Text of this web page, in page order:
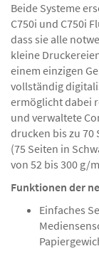
Beide Systeme
C750i und C750i
dass sie alle
kleine
einem einzigen
vollständig
ermöglicht dabei
und verwaltete
drucken bis zu 70
(75 Seiten in
von 52 bis 300 g/
Funktionen der
Einfaches